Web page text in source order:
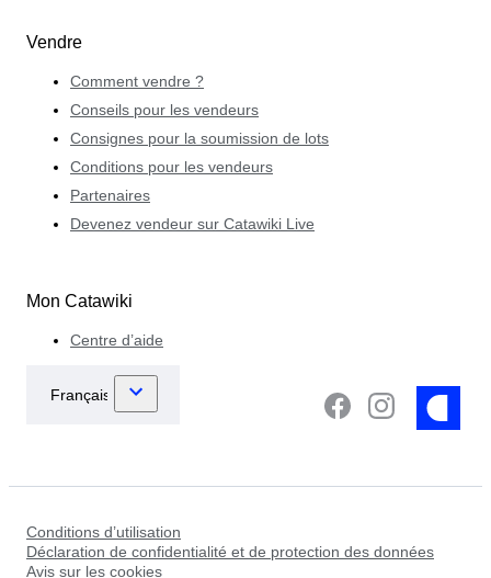
Vendre
Comment vendre ?
Conseils pour les vendeurs
Consignes pour la soumission de lots
Conditions pour les vendeurs
Partenaires
Devenez vendeur sur Catawiki Live
Mon Catawiki
Centre d’aide
Conditions d’utilisation
Déclaration de confidentialité et de protection des données
Avis sur les cookies